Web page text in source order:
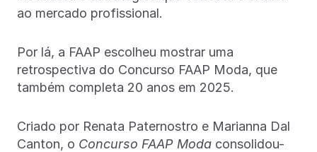
ao mercado profissional.
Por lá, a FAAP escolheu mostrar uma
retrospectiva do Concurso FAAP Moda, que
também completa 20 anos em 2025.
Criado por Renata Paternostro e Marianna Dal
Canton, o Concurso FAAP Moda consolidou-